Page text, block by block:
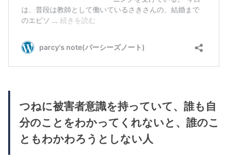
つねに被害者意識を持っていて、誰も自
分のことをわかってくれないと、誰のこ
ともわかわろうとしない人